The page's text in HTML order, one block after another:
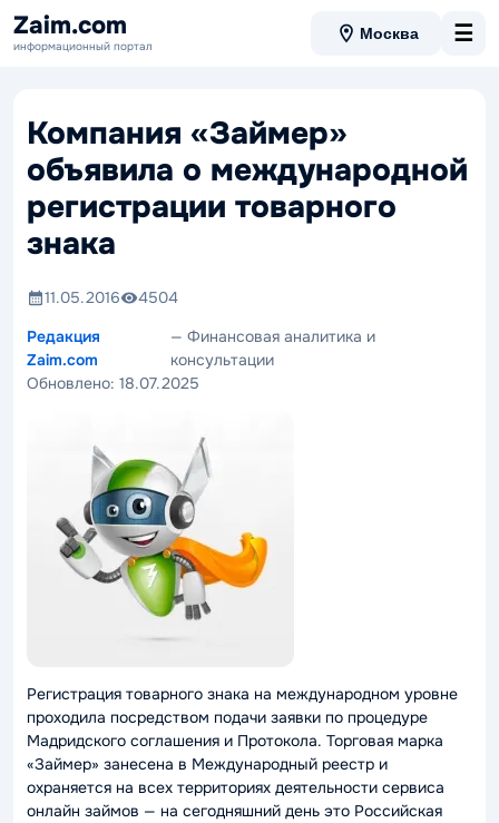
Zaim.com
информационный портал
Москва ☰
Компания «Займер»
объявила о международной
регистрации товарного
знака
11.05.2016
4504
Редакция
Zaim.com
— Финансовая аналитика и
консультации
Обновлено: 18.07.2025
Регистрация товарного знака на международном уровне
проходила посредством подачи заявки по процедуре
Мадридского соглашения и Протокола. Торговая марка
«Займер» занесена в Международный реестр и
охраняется на всех территориях деятельности сервиса
онлайн займов — на сегодняшний день это Российская